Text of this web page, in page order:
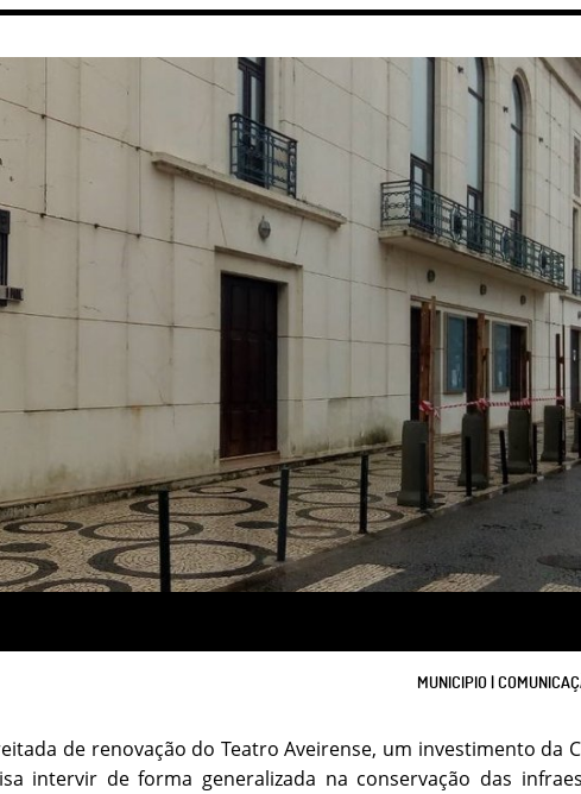
MUNICIPIO |
de renovação do Teatro Aveirense, um investimento da
intervir de forma generalizada na conservação das